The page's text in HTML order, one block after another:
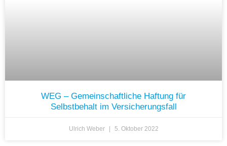
WEG – Gemeinschaftliche Haftung für
Selbstbehalt im Versicherungsfall
Ulrich Weber 5. Oktober 2022